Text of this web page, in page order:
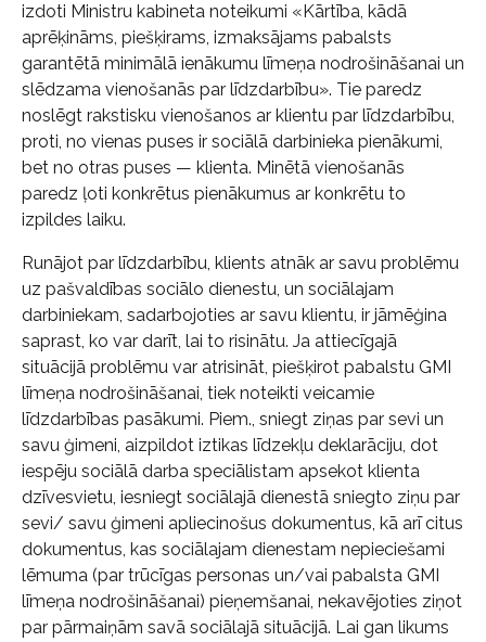
izdoti Ministru kabineta noteikumi «Kārtība, kādā
aprēķināms, piešķirams, izmaksājams pabalsts
garantētā minimālā ienākumu līmeņa nodrošināšanai un
slēdzama vienošanās par līdzdarbību». Tie paredz
noslēgt rakstisku vienošanos ar klientu par līdzdarbību,
proti, no vienas puses ir sociālā darbinieka pienākumi,
bet no otras puses — klienta. Minētā vienošanās
paredz ļoti konkrētus pienākumus ar konkrētu to
izpildes laiku.
Runājot par līdzdarbību, klients atnāk ar savu problēmu
uz pašvaldības sociālo dienestu, un sociālajam
darbiniekam, sadarbojoties ar savu klientu, ir jāmēģina
saprast, ko var darīt, lai to risinātu. Ja attiecīgajā
situācijā problēmu var atrisināt, piešķirot pabalstu GMI
līmeņa nodrošināšanai, tiek noteikti veicamie
līdzdarbības pasākumi. Piem., sniegt ziņas par sevi un
savu ģimeni, aizpildot iztikas līdzekļu deklarāciju, dot
iespēju sociālā darba speciālistam apsekot klienta
dzīvesvietu, iesniegt sociālajā dienestā sniegto ziņu par
sevi/ savu ģimeni apliecinošus dokumentus, kā arī citus
dokumentus, kas sociālajam dienestam nepieciešami
lēmuma (par trūcīgas personas un/vai pabalsta GMI
līmeņa nodrošināšanai) pieņemšanai, nekavējoties ziņot
par pārmaiņām savā sociālajā situācijā. Lai gan likums